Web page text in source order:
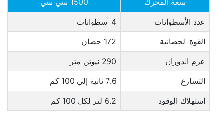
سعة المحرك 1500 سي سي
عدد الأسطوانات 4 أسطوانات
القوة الحصانية 172 حصان
عزم الدوران 290 نيوتن متر
التسارع 7.6 ثانية إلي 100 كم
استهلاك الوقود 6.2 لتر لكل 100 كم